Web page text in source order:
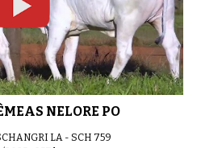
Lote 27 - 1 FÊMEA NELORE PO
Lote 28 - 1 FÊMEA NELORE PO
NELORE PO
LA - SCH 759